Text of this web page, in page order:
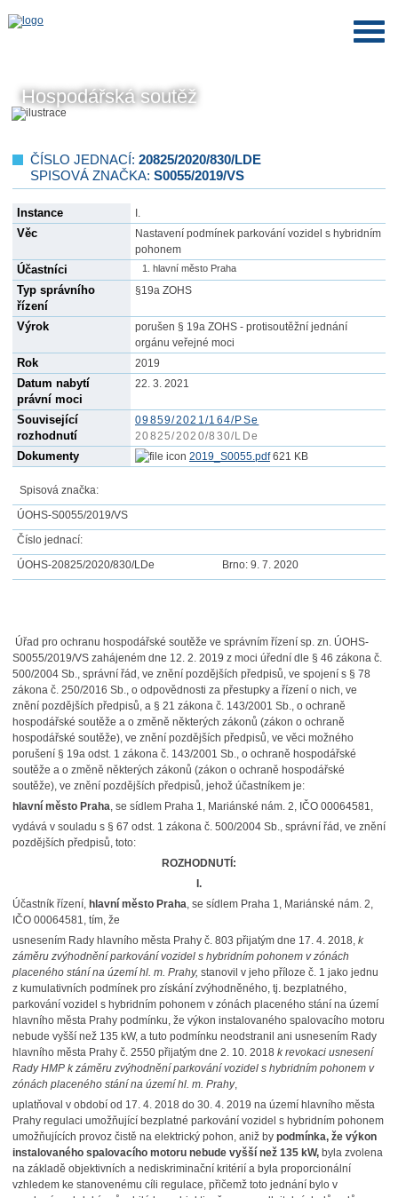
Hospodářská soutěž
ČÍSLO JEDNACÍ: 20825/2020/830/LDE
SPISOVÁ ZNAČKA: S0055/2019/VS
Instance I.
Věc
Nastavení podmínek parkování vozidel s hybridním
pohonem
Účastníci hlavní město Praha
Typ správního
řízení
§19a ZOHS
Výrok
porušen § 19a ZOHS - protisoutěžní jednání
orgánu veřejné moci
Rok 2019
Datum nabytí
právní moci
22. 3. 2021
Související
rozhodnutí
09859/2021/164/PSe
20825/2020/830/LDe
Dokumenty 2019_S0055.pdf621 KB
Spisová značka:
ÚOHS-S0055/2019/VS
Číslo jednací:
ÚOHS-20825/2020/830/LDe
Brno: 9. 7. 2020
Úřad pro ochranu hospodářské soutěže ve správním řízení sp. zn. ÚOHS-
S0055/2019/VS zahájeném dne 12. 2. 2019 z moci úřední dle § 46 zákona č.
500/2004 Sb., správní řád, ve znění pozdějších předpisů, ve spojení s § 78
zákona č. 250/2016 Sb., o odpovědnosti za přestupky a řízení o nich, ve
znění pozdějších předpisů, a § 21 zákona č. 143/2001 Sb., o ochraně
hospodářské soutěže a o změně některých zákonů (zákon o ochraně
hospodářské soutěže), ve znění pozdějších předpisů, ve věci možného
porušení § 19a odst. 1 zákona č. 143/2001 Sb., o ochraně hospodářské
soutěže a o změně některých zákonů (zákon o ochraně hospodářské
soutěže), ve znění pozdějších předpisů, jehož účastníkem je:
hlavní město Praha, se sídlem Praha 1, Mariánské nám. 2, IČO 00064581,
vydává v souladu s § 67 odst. 1 zákona č. 500/2004 Sb., správní řád, ve znění
pozdějších předpisů, toto:
ROZHODNUTÍ:
I.
Účastník řízení, hlavní město Praha, se sídlem Praha 1, Mariánské nám. 2,
IČO 00064581, tím, že
usnesením Rady hlavního města Prahy č. 803 přijatým dne 17. 4. 2018, k
záměru zvýhodnění parkování vozidel s hybridním pohonem v zónách
placeného stání na území hl. m. Prahy, stanovil v jeho příloze č. 1 jako jednu
z kumulativních podmínek pro získání zvýhodněného, tj. bezplatného,
parkování vozidel s hybridním pohonem v zónách placeného stání na území
hlavního města Prahy podmínku, že výkon instalovaného spalovacího motoru
nebude vyšší než 135 kW, a tuto podmínku neodstranil ani usnesením Rady
hlavního města Prahy č. 2550 přijatým dne 2. 10. 2018 k revokaci usnesení
Rady HMP k záměru zvýhodnění parkování vozidel s hybridním pohonem v
zónách placeného stání na území hl. m. Prahy,
uplatňoval v období od 17. 4. 2018 do 30. 4. 2019 na území hlavního města
Prahy regulaci umožňující bezplatné parkování vozidel s hybridním pohonem
umožňujících provoz čistě na elektrický pohon, aniž by podmínka, že výkon
instalovaného spalovacího motoru nebude vyšší než 135 kW, byla zvolena
na základě objektivních a nediskriminační kritérií a byla proporcionální
vzhledem ke stanovenému cíli regulace, přičemž toto jednání bylo v